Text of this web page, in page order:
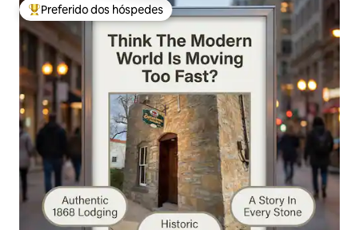
Entre os melhores preferidos dos hóspedes
Preferido dos hóspedes